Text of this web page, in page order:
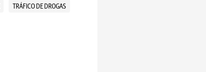
TRÁFICO DE DROGAS